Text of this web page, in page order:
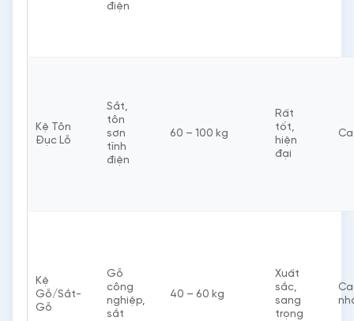
điện
Kệ Tôn
Đục Lỗ
Sắt,
tôn
sơn
tĩnh
điện
60 – 100 kg
Rất
tốt,
hiện
đại
Kệ
Gỗ/Sắt-
Gỗ
Gỗ
công
nghiệp,
sắt
40 – 60 kg
Xuất
sắc,
sang
trọng